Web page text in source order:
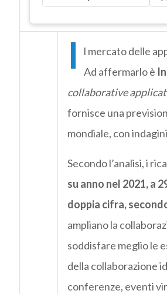
I l mercato delle
Ad affermarlo è
collaborative
fornisce una
mondiale, con
Secondo l’analisi, i
su anno nel 2021,a
doppia cifra,
ampliano la
soddisfare meglio le
della collaborazione
conferenze, eventi